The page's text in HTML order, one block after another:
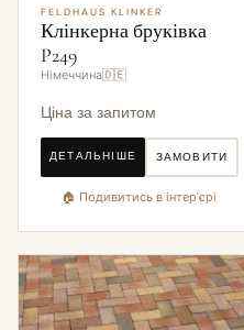
FELDHAUS KLINKER
Клінкерна бруківка
P249
Німеччина🇩🇪
Ціна за запитом
ДЕТАЛЬНІШЕ ЗАМОВИТИ
🏠 Подивитись в інтер'єрі